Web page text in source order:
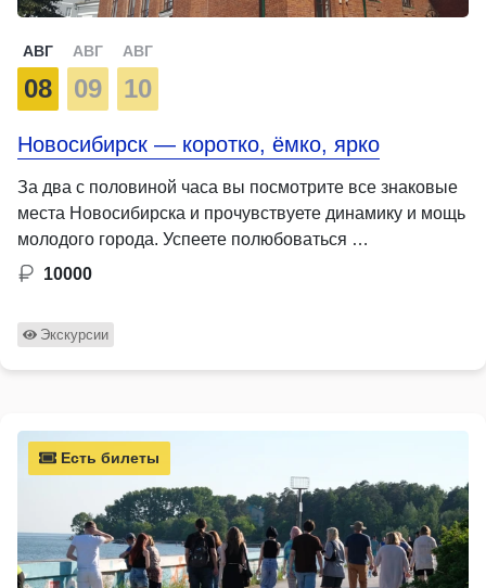
АВГ
08
АВГ
09
АВГ
10
Новосибирск — коротко, ёмко, ярко
За два с половиной часа вы посмотрите все знаковые
места Новосибирска и прочувствуете динамику и мощь
молодого города. Успеете полюбоваться …
10000
Экскурсии
Есть билеты